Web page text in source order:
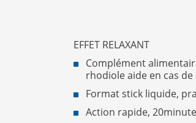
EFFET RELAXANT
Complément
rhodiole aide en cas de
Format stick liquide,
Action rapide,